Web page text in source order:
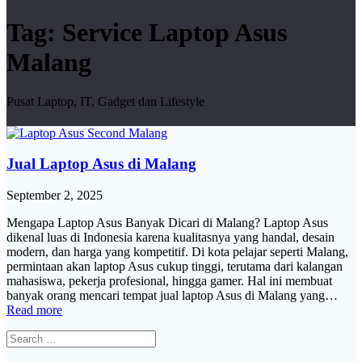
Tag: Service Laptop Asus
Malang
Pusat Laptop, IT, Gadget dan Lifestyle
Jual Laptop Asus di Malang
September 2, 2025
Mengapa Laptop Asus Banyak Dicari di Malang? Laptop Asus
dikenal luas di Indonesia karena kualitasnya yang handal, desain
modern, dan harga yang kompetitif. Di kota pelajar seperti Malang,
permintaan akan laptop Asus cukup tinggi, terutama dari kalangan
mahasiswa, pekerja profesional, hingga gamer. Hal ini membuat
banyak orang mencari tempat jual laptop Asus di Malang yang…
Read more
Search
for: